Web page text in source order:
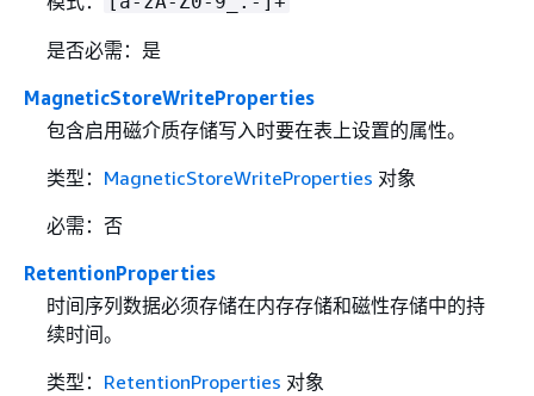
是否必需：是
MagneticStoreWriteProperties
包含启用磁介质存储写入时要在表上设置的属性。
类型： MagneticStoreWriteProperties 对象
必需：否
RetentionProperties
时间序列数据必须存储在内存存储和磁性存储中的持
续时间。
类型： RetentionProperties 对象